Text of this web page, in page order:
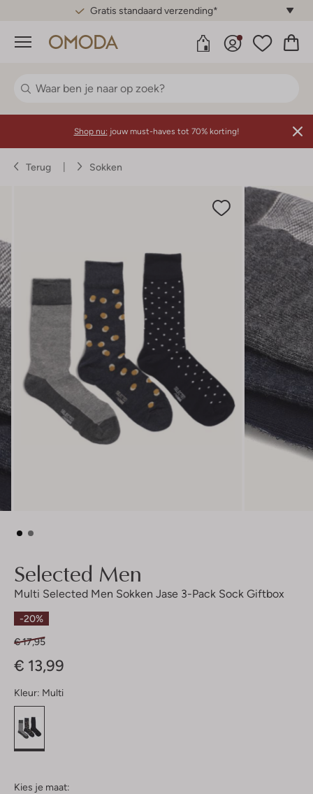
Gratis standaard verzending*
Menu
Shop nu: jouw must-haves tot 70% korting!
Terug Sokken
Selected Men
Multi Selected Men Sokken Jase 3-Pack Sock Giftbox
-20%
€ 17,95
€ 13,99
Kleur: Multi
Kies je maat: